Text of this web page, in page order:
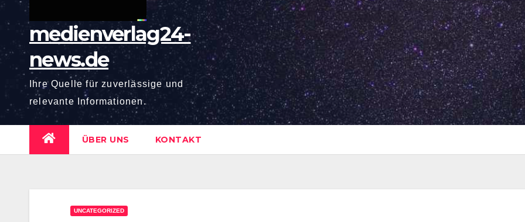
medienverlag24-
news.de
Ihre Quelle für zuverlässige und
relevante Informationen.
ÜBER UNS KONTAKT
UNCATEGORIZED